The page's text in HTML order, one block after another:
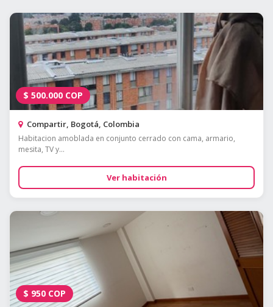
$ 500.000 COP
Compartir, Bogotá, Colombia
Habitacion amoblada en conjunto cerrado con cama, armario,
mesita, TV y...
Ver habitación
$ 950 COP